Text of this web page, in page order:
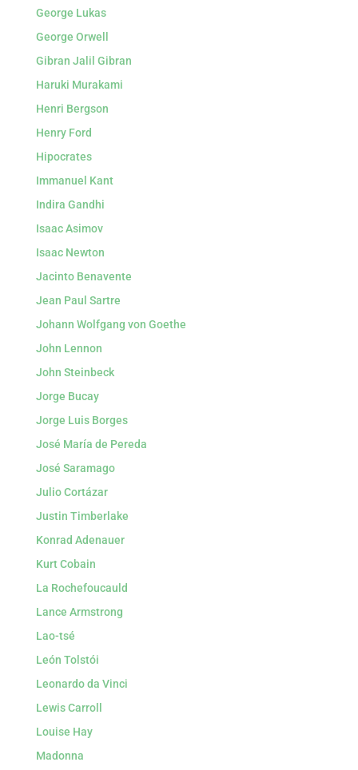
George Lukas
George Orwell
Gibran Jalil Gibran
Haruki Murakami
Henri Bergson
Henry Ford
Hipocrates
Immanuel Kant
Indira Gandhi
Isaac Asimov
Isaac Newton
Jacinto Benavente
Jean Paul Sartre
Johann Wolfgang von Goethe
John Lennon
John Steinbeck
Jorge Bucay
Jorge Luis Borges
José María de Pereda
José Saramago
Julio Cortázar
Justin Timberlake
Konrad Adenauer
Kurt Cobain
La Rochefoucauld
Lance Armstrong
Lao-tsé
León Tolstói
Leonardo da Vinci
Lewis Carroll
Louise Hay
Madonna